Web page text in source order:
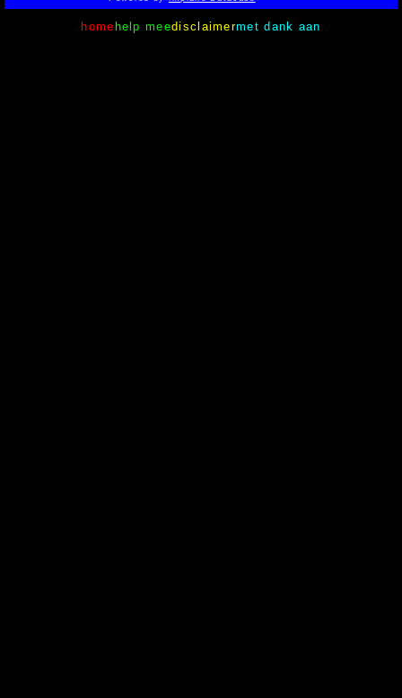
home help meedisclaimermet dank aan